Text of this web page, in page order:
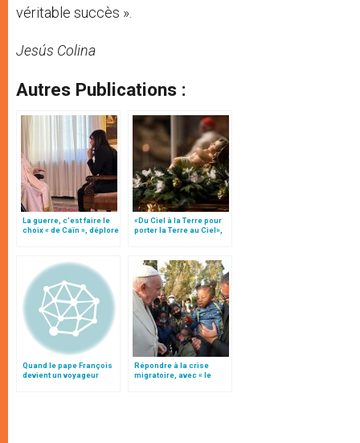
véritable succès ».
Jesús Colina
Autres Publications :
La guerre, c’est faire le
choix « de Caïn », déplore
«Du Ciel à la Terre pour
porter la Terre au Ciel»,
Quand le pape François
devient un voyageur
Répondre à la crise
migratoire, avec « le